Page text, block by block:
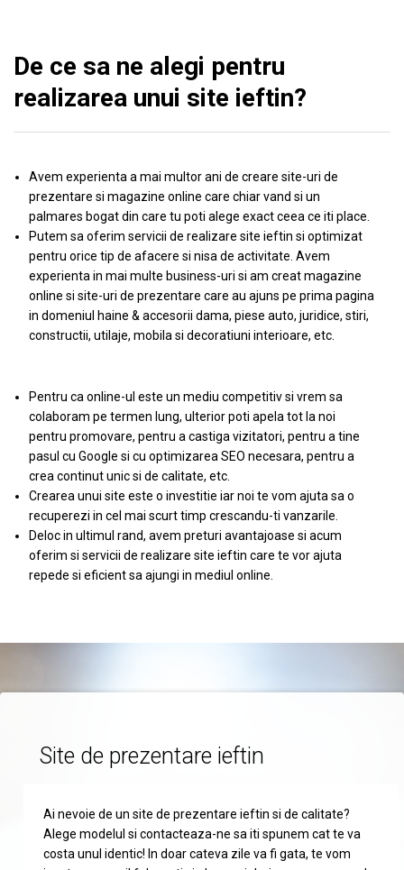
De ce sa ne alegi pentru
realizarea unui site ieftin?
Avem experienta a mai multor ani de creare site-uri de
prezentare si magazine online care chiar vand si un
palmares bogat din care tu poti alege exact ceea ce iti place.
Putem sa oferim servicii de realizare site ieftin si optimizat
pentru orice tip de afacere si nisa de activitate. Avem
experienta in mai multe business-uri si am creat magazine
online si site-uri de prezentare care au ajuns pe prima pagina
in domeniul haine & accesorii dama, piese auto, juridice, stiri,
constructii, utilaje, mobila si decoratiuni interioare, etc.
Pentru ca online-ul este un mediu competitiv si vrem sa
colaboram pe termen lung, ulterior poti apela tot la noi
pentru promovare, pentru a castiga vizitatori, pentru a tine
pasul cu Google si cu optimizarea SEO necesara, pentru a
crea continut unic si de calitate, etc.
Crearea unui site este o investitie iar noi te vom ajuta sa o
recuperezi in cel mai scurt timp crescandu-ti vanzarile.
Deloc in ultimul rand, avem preturi avantajoase si acum
oferim si servicii de realizare site ieftin care te vor ajuta
repede si eficient sa ajungi in mediul online.
Site de prezentare ieftin
Ai nevoie de un site de prezentare ieftin si de calitate?
Alege modelul si contacteaza-ne sa iti spunem cat te va
costa unul identic! In doar cateva zile va fi gata, te vom